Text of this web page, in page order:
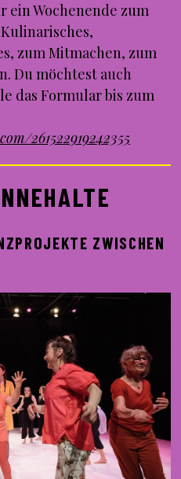
ein Wochenende zum
zum Mitmachen, zum
Du möchtest auch
das Formular bis zum
261522919242355
ZWISCHEN